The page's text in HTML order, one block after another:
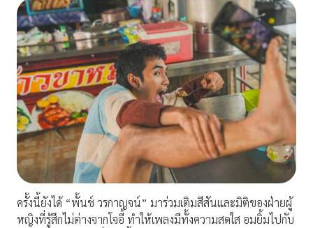
ครั้งนี้ยังได้ “พั้นช์ วรกาญจน์” มาร่วมเติมสีสันและมิติของฝ่ายผู้
หญิงที่รู้สึกไม่ต่างจากโจอี้ ทำให้เพลงมีทั้งความสดใส อมยิ้มไปกับ